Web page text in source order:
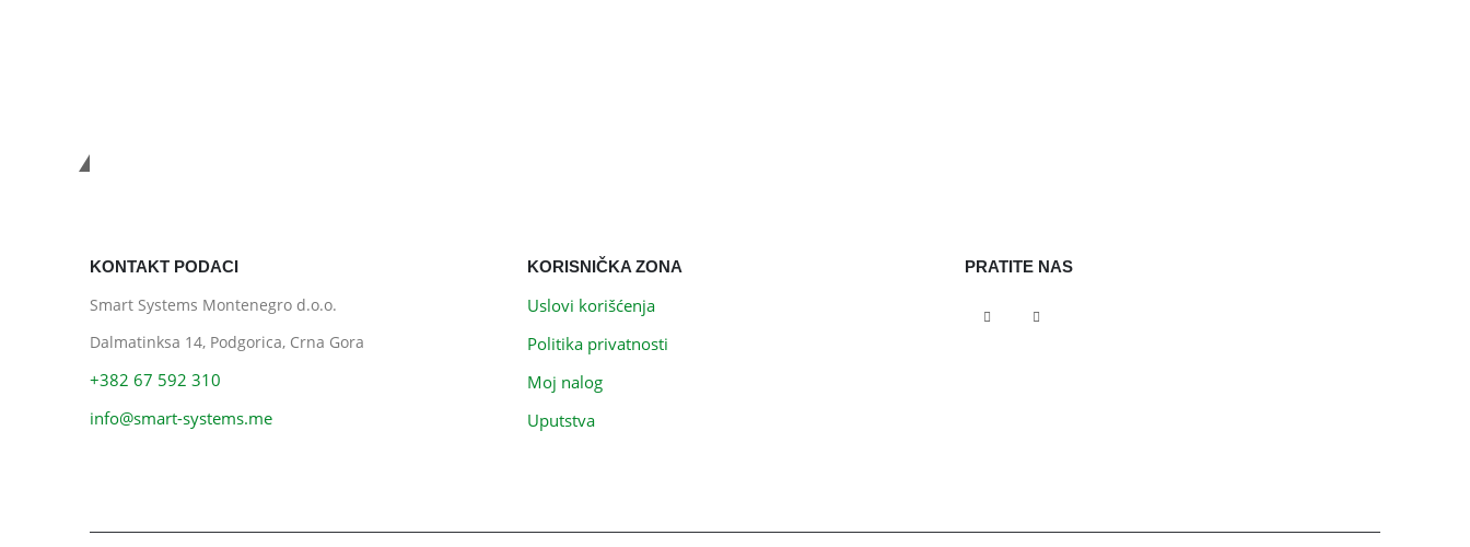
KONTAKT PODACI
Smart Systems Montenegro d.o.o.
Dalmatinksa 14, Podgorica, Crna Gora
+382 67 592 310
info@smart-systems.me
KORISNIČKA ZONA
Uslovi korišćenja
Politika privatnosti
Moj nalog
Uputstva
PRATITE NAS